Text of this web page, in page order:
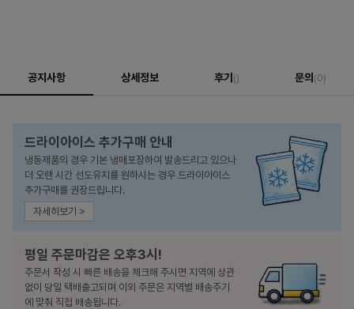
공지사항 상세정보 후기 () 문의 (0)
드라이아이스 추가구매 안내
냉동제품의 경우 기본 냉매포장하여 발송드리고 있으나
더 오랜 시간 선도유지를 원하시는 경우 드라이아이스
추가구매를 권장드립니다.
자세히보기 >
평일 주문마감은 오후3시!
주문서 작성 시 빠른 배송을 체크해 주시면 지역에 상관
없이 당일 택배출고되며 이외 주문은 지역별 배송주기
에 맞춰 직접 배송됩니다.